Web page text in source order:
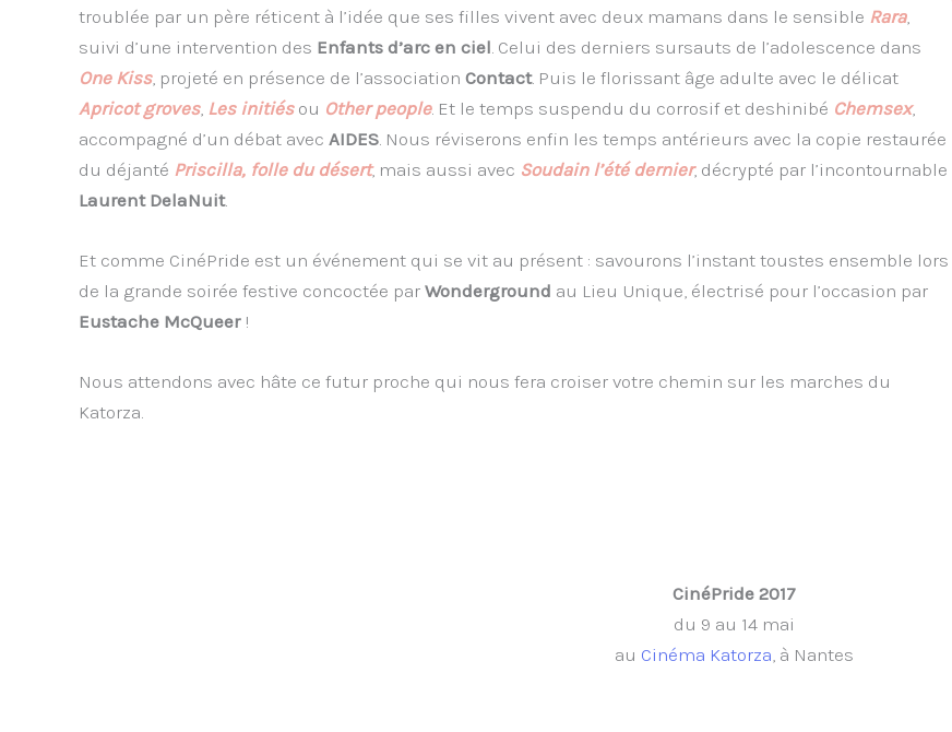
troublée par un père réticent à l’idée que ses filles vivent avec deux mamans dans le sensible Rara,
suivi d’une intervention des Enfants d’arc en ciel . Celui des derniers sursauts de l’adolescence dans
One Kiss, projeté en présence de l’association Contact. Puis le florissant âge adulte avec le délicat
Apricot groves, Les initiés ou Other people. Et le temps suspendu du corrosif et deshinibé Chemsex,
accompagné d’un débat avec AIDES . Nous réviserons enfin les temps antérieurs avec la copie restaurée
du déjanté Priscilla, folle du désert, mais aussi avec Soudain l’été dernier, décrypté par l’incontournable
Laurent DelaNuit.
Et comme CinéPride est un événement qui se vit au présent : savourons l’instant toustes ensemble lors
de la grande soirée festive concoctée par Wonderground au Lieu Unique, électrisé pour l’occasion par
Eustache McQueer!
Nous attendons avec hâte ce futur proche qui nous fera croiser votre chemin sur les marches du
Katorza.
CinéPride 2017
du 9 au 14 mai
au Cinéma Katorza , à Nantes